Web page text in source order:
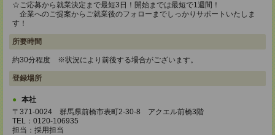
☆ご応募から就業決定まで最短3日！開始までは最短で1週間！
企業へのご提案からご就業後のフォローまでしっかりサポートいたしま
す！
所要時間
約30分程度 ※状況により前後する場合がございます。
登録場所
本社
〒371-0024 群馬県前橋市表町2-30-8 アクエル前橋3階
TEL：0120-106935
担当：採用担当